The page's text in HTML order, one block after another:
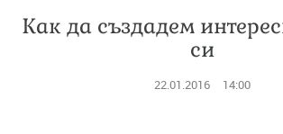
Как да създадем
си
22.01.2016 14:00